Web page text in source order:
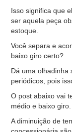
Isso significa que
ser aquela peça
estoque.
Você separa e
baixo giro certo?
Dá uma olhadinha
periódicos, pois
O post abaixo vai
médio e baixo giro.
A diminuição de